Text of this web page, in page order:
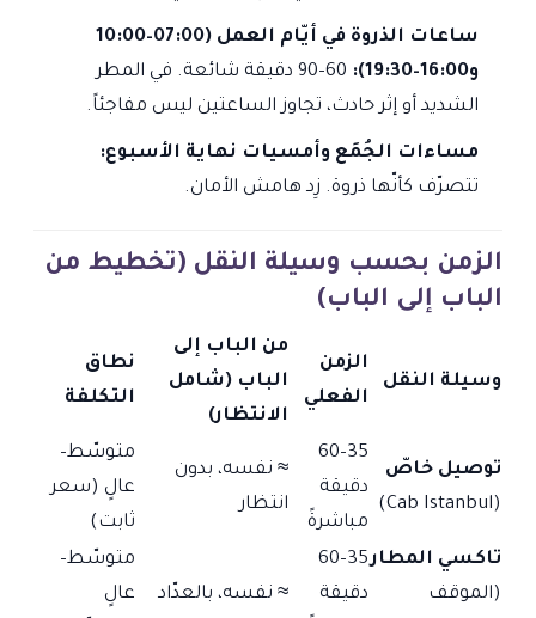
ساعات الذروة في أيّام العمل (07:00–10:00
و16:00–19:30):
60–90 دقيقة شائعة. في المطر
الشديد أو إثر حادث، تجاوز الساعتين ليس مفاجئاً.
مساءات الجُمَع وأمسيات نهاية الأسبوع:
تتصرّف كأنّها ذروة. زِد هامش الأمان.
الزمن بحسب وسيلة النقل (تخطيط من
الباب إلى الباب)
وسيلة النقل
الزمن
الفعلي
من الباب إلى
الباب (شامل
الانتظار)
نطاق
التكلفة
توصيل خاصّ
(Cab Istanbul)
35–60
دقيقة
مباشرةً
≈ نفسه، بدون
انتظار
متوسّط–
عالٍ (سعر
ثابت)
تاكسي المطار
(الموقف
35–60
دقيقة
≈ نفسه، بالعدّاد
متوسّط–
عالٍ